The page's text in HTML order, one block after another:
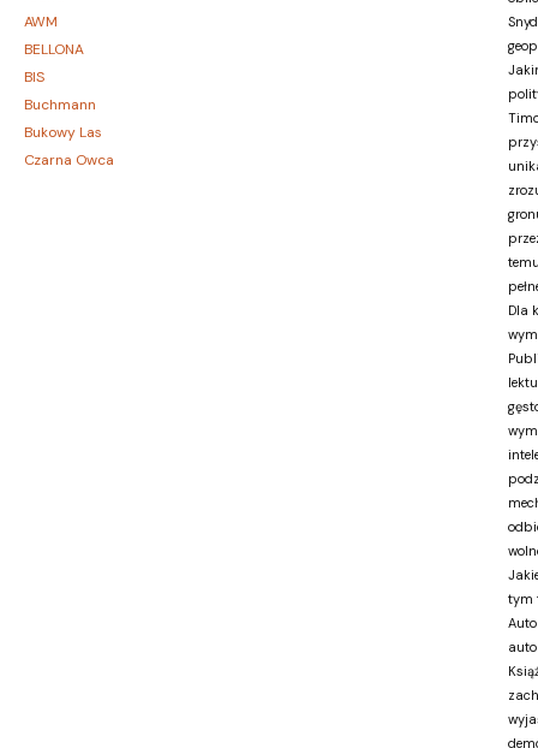
AWM
BELLONA
BIS
Buchmann
Bukowy Las
Czarna Owca
Dla
tym